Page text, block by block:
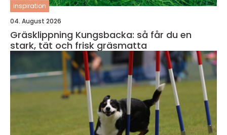
inspiration
04. August 2026
Gräsklippning Kungsbacka: så får du en
stark, tät och frisk gräsmatta